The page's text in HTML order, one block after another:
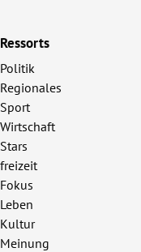
Ressorts
Politik
Regionales
Sport
Wirtschaft
Stars
freizeit
Fokus
Leben
Kultur
Meinung